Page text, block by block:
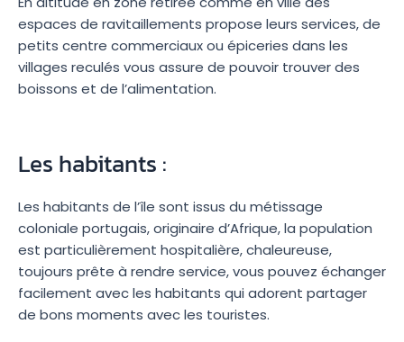
espaces de ravitaillements propose leurs services, de
petits centre commerciaux ou épiceries dans les
villages reculés vous assure de pouvoir trouver des
boissons et de l’alimentation.
Les habitants :
Les habitants de l’île sont issus du métissage
coloniale portugais, originaire d’Afrique, la population
est particulièrement hospitalière, chaleureuse,
toujours prête à rendre service, vous pouvez échanger
facilement avec les habitants qui adorent partager
de bons moments avec les touristes.